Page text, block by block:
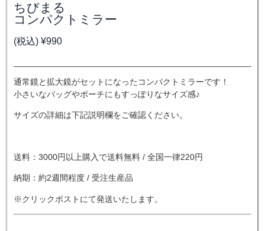
ちびまる
コンパクトミラー
(税込) ¥990
通常鏡と拡大鏡がセットになったコンパクトミラーです！
小さいなバッグやポーチにもすっぽりなサイズ感♪
サイズの詳細は下記説明欄をご確認ください。
送料：3000円以上購入で送料無料 / 全国一律220円
納期：約2週間程度 / 受注生産品
※クリックポストにて発送いたします。